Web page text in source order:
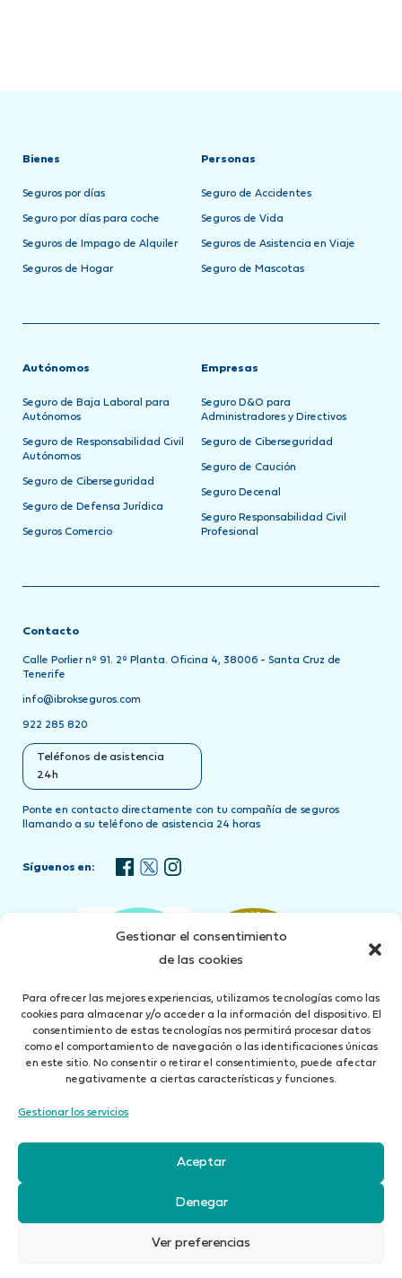
Gestionar el consentimiento
de las cookies
Para ofrecer las mejores experiencias, utilizamos tecnologías como las
cookies para almacenar y/o acceder a la información del dispositivo. El
consentimiento de estas tecnologías nos permitirá procesar datos
como el comportamiento de navegación o las identificaciones únicas
en este sitio. No consentir o retirar el consentimiento, puede afectar
negativamente a ciertas características y funciones.
Gestionar los servicios
Aceptar
Denegar
Ver preferencias
Bienes
Seguros por días
Seguro por días para coche
Seguros de Impago de Alquiler
Seguros de Hogar
Personas
Seguro de Accidentes
Seguros de Vida
Seguros de Asistencia en Viaje
Seguro de Mascotas
Autónomos
Seguro de Baja Laboral para
Autónomos
Seguro de Responsabilidad Civil
Autónomos
Seguro de Ciberseguridad
Seguro de Defensa Jurídica
Seguros Comercio
Empresas
Seguro D&O para
Administradores y Directivos
Seguro de Ciberseguridad
Seguro de Caución
Seguro Decenal
Seguro Responsabilidad Civil
Profesional
Contacto
Calle Porlier nº 91. 2º Planta. Oficina 4, 38006 - Santa Cruz de
Tenerife
info@ibrokseguros.com
922 285 820
Teléfonos de asistencia
24h
Ponte en contacto directamente con tu compañía de seguros
llamando a su teléfono de asistencia 24 horas
Síguenos en:
Política de Privacidad Cookies
iBrok 2010 Correduría de Seguros, S.L. está autorizada por la